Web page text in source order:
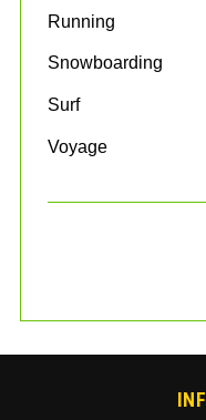
Running
Snowboarding
Surf
Voyage